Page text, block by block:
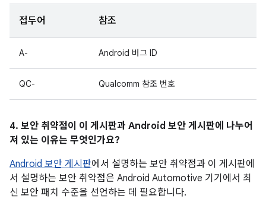
접두어 참조
A- Android 버그 ID
QC- Qualcomm 참조 번호
4. 보안 취약점이 이 게시판과 Android 보안 게시판에 나누어
져 있는 이유는 무엇인가요?
Android 보안 게시판에서 설명하는 보안 취약점과 이 게시판에
서 설명하는 보안 취약점은 Android Automotive 기기에서 최
신 보안 패치 수준을 선언하는 데 필요합니다.